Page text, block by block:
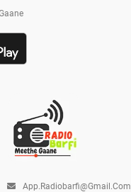
App.radiobarfi@gmail.com